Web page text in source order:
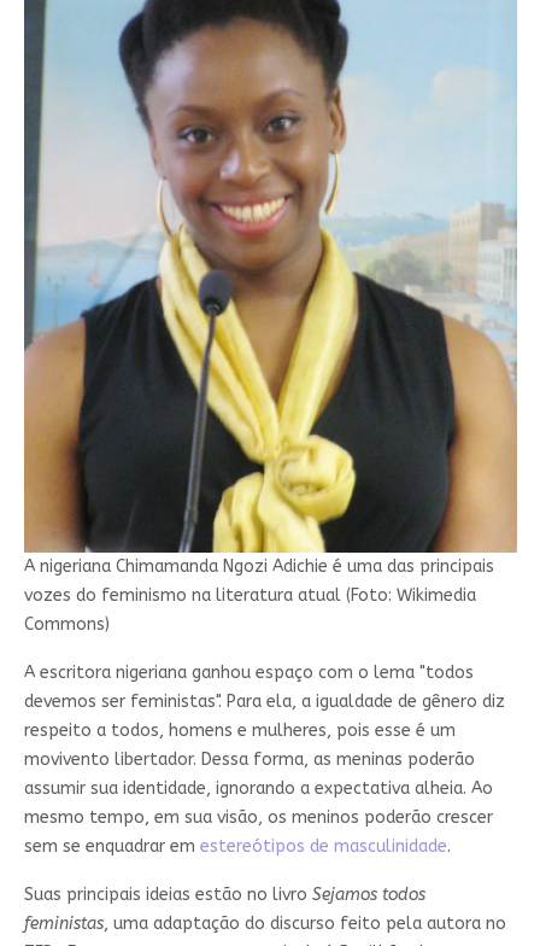
A nigeriana Chimamanda Ngozi Adichie é uma das principais
vozes do feminismo na literatura atual (Foto: Wikimedia
Commons)
A escritora nigeriana ganhou espaço com o lema "todos
devemos ser feministas". Para ela, a igualdade de gênero diz
respeito a todos, homens e mulheres, pois esse é um
movivento libertador. Dessa forma, as meninas poderão
assumir sua identidade, ignorando a expectativa alheia. Ao
mesmo tempo, em sua visão, os meninos poderão crescer
sem se enquadrar em estereótipos de masculinidade.
Suas principais ideias estão no livro Sejamos todos
feministas, uma adaptação do discurso feito pela autora no